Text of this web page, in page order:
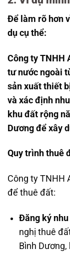
Để làm rõ hơn
dụ cụ thể:
Công ty TNHH
tư nước ngoài
sản xuất thiết
và xác định
khu đất rộng
Dương để xây
Quy trình thuê
Công ty TNHH
để thuê đất:
Đăng ký
nghị thuê
Bình